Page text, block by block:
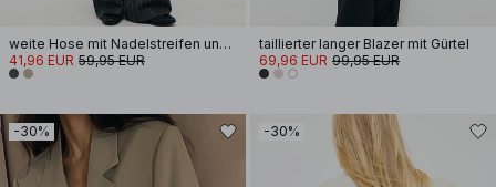
weite Hose mit Nadelstreifen und niedriger Taille
41,96 EUR 59,95 EUR
taillierter langer Blazer mit Gürtel
69,96 EUR 99,95 EUR
-30% -30%